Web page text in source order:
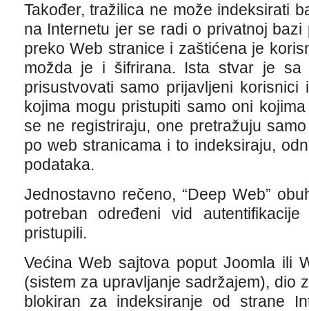
Također, tražilica ne može indeksirati
na Internetu jer se radi o privatnoj
preko Web stranice i zaštićena je
možda je i šifrirana. Ista stvar je sa
prisustvovati samo prijavljeni korisnici
kojima mogu pristupiti samo oni
se ne registriraju, one pretražuju
po web stranicama i to indeksiraju,
podataka.
Jednostavno rečeno, “Deep Web”
potreban određeni vid
pristupili.
Većina Web sajtova poput Joomla ili
(sistem za upravljanje sadržajem), dio
blokiran za indeksiranje od strane